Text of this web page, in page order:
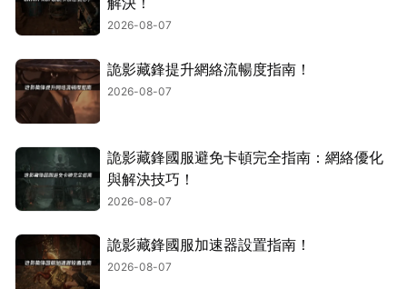
2026-08-07
詭影藏鋒提升網絡流暢度指南！
2026-08-07
詭影藏鋒國服避免卡頓完全指南：網絡優化
與解決技巧！
2026-08-07
詭影藏鋒國服加速器設置指南！
2026-08-07